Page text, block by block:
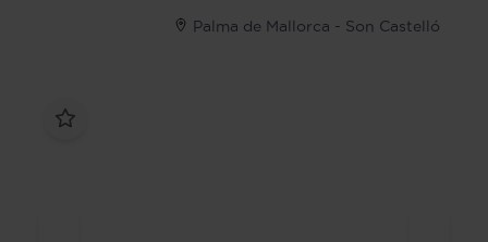
Palma de Mallorca - Son Castelló